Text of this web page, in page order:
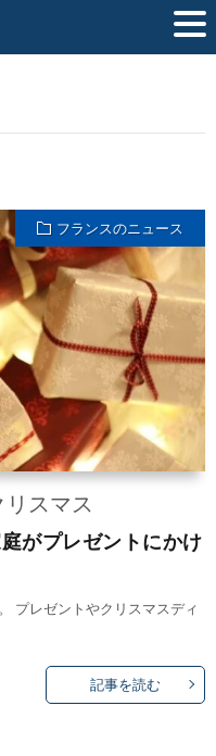
フランスのニュース
リスマス
がプレゼントにかけ
プレゼントやクリスマスディ
記事を読む